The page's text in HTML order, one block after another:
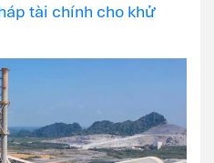
tài chính cho khử